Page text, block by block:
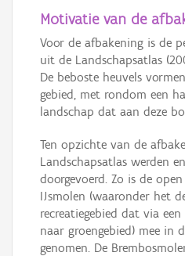
Motivatie van de
Voor de afbakening is de
uit de Landschapsatlas
De beboste heuvels
gebied, met rondom een
landschap dat aan deze
Ten opzichte van de
Landschapsatlas werden
doorgevoerd. Zo is de
IJsmolen (waaronder het
recreatiegebied dat via
naar groengebied) mee in
genomen. De